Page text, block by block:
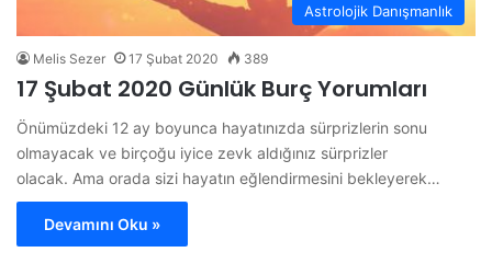
Astrolojik Danışmanlık
Melis Sezer 17 Şubat 2020 389
17 Şubat 2020 Günlük Burç Yorumları
Önümüzdeki 12 ay boyunca hayatınızda sürprizlerin sonu
olmayacak ve birçoğu iyice zevk aldığınız sürprizler
olacak. Ama orada sizi hayatın eğlendirmesini bekleyerek…
Devamını Oku »